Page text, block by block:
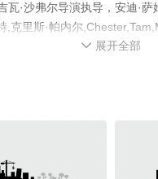
·沙弗尔导演执导，安迪·
,克里斯·帕内尔
删减完整版电影大全就来飘
 展开全部